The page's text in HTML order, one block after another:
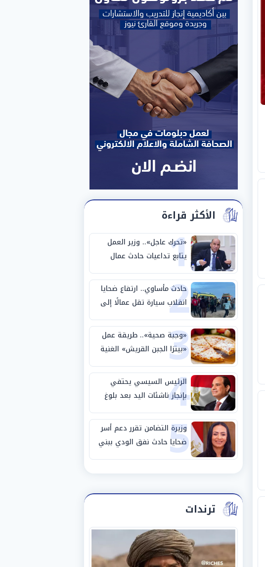
الأكثر قراءة
1
«تحرك عاجل».. وزير العمل
يتابع تداعيات حادث عمال
طريق بني سويف الصحراوي
2
حادث مأساوي.. ارتفاع ضحايا
انقلاب سيارة تقل عمالًا إلى
14 شخصًا
3
«وجبة صحية».. طريقة عمل
«بيتزا الجبن القريش» الغنية
بالبروتين
4
الرئيس السيسي يحتفي
بإنجاز ناشئات اليد بعد بلوغ
نصف نهائي كأس العالم
5
وزيرة التضامن تقرر دعم أسر
ضحايا حادث نفق الودي ببني
سويف
ترندات